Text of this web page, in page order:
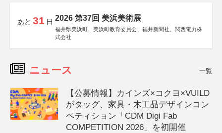
あと 31 日 2026 第37回 美浜美術展
福井県美浜町、美浜町教育委員会、福井新聞社、関西電力株
式会社
ニュース 一覧
【公募情報】カインズ×コクヨ×VUILD
がタッグ、家具・木工品デザインコン
ペティション「CDM Digi Fab
COMPETITION 2026」を初開催